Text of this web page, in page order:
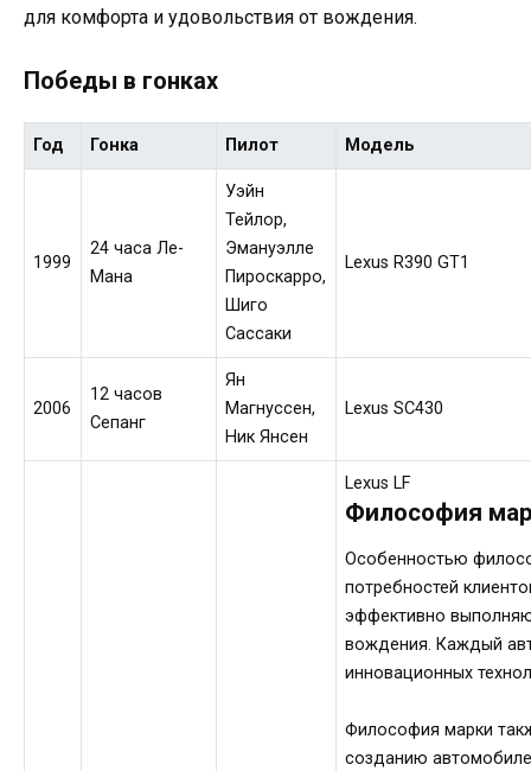
для комфорта и удовольствия от вождения.
Победы в гонках
Год Гонка Пилот Модель
1999
24 часа Ле-
Мана
Уэйн
Тейлор,
Эмануэлле
Пироскарро,
Шиго
Сассаки
Lexus R390 GT1
2006
12 часов
Сепанг
Ян
Магнуссен,
Ник Янсен
Lexus SC430
Lexus LF
Философия
Особенностью
потребностей
эффективно
вождения. Каждый
инновационных
Философия марки
созданию